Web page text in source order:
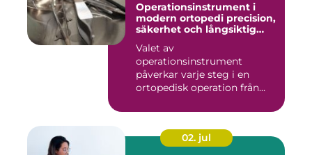
Operationsinstrument i
modern ortopedi precision,
säkerhet och långsiktig
Valet av
operationsinstrument
påverkar varje steg i en
ortopedisk operation från
02. jul